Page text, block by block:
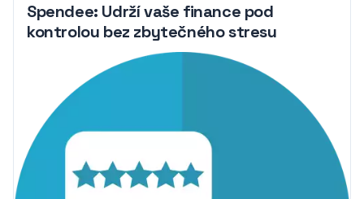
Spendee: Udrží vaše finance pod
kontrolou bez zbytečného stresu